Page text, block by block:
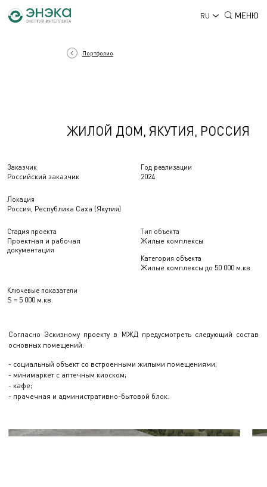
RU МЕНЮ
Заказчик
Российский заказчик
Год реализации
2024
Локация
Россия, Республика Саха (Якутия)
Стадия проекта
Проектная и рабочая
документация
Тип объекта
Жилые комплексы
Категория объекта
Жилые комплексы до 50 000 м.кв
Ключевые показатели
S = 5 000 м.кв.
Портфолио
ЖИЛОЙ ДОМ, ЯКУТИЯ, РОССИЯ
Согласно Эскизному проекту в МЖД предусмотреть следующий состав
основных помещений:
- социальный объект со встроенными жилыми помещениями;
- минимаркет с аптечным киоском;
- кафе;
- прачечная и административно-бытовой блок.